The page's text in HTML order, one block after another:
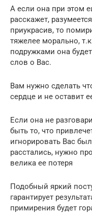
А если она при этом
расскажет,
приукрасив, то
тяжелее морально,
подружками она
слов о Вас.
Вам нужно сделать
сердце и не оставит
Если она не
быть то, что
игнорировать Вас
расстались, нужно
велика ее потеря
Подобный яркий
гарантирует
примирения будет